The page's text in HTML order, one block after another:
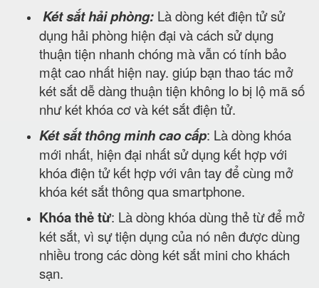
Két sắt hải phòng: Là dòng két điện tử sử
dụng hải phòng hiện đại và cách sử dụng
thuận tiện nhanh chóng mà vẫn có tính bảo
mật cao nhất hiện nay. giúp bạn thao tác mở
két sắt dễ dàng thuận tiện không lo bị lộ mã số
như két khóa cơ và két sắt điện tử.
Két sắt thông minh cao cấp: Là dòng khóa
mới nhất, hiện đại nhất sử dụng kết hợp với
khóa điện tử kết hợp với vân tay để cùng mở
khóa két sắt thông qua smartphone.
Khóa thẻ từ: Là dòng khóa dùng thẻ từ để mở
két sắt, vì sự tiện dụng của nó nên được dùng
nhiều trong các dòng két sắt mini cho khách
sạn.